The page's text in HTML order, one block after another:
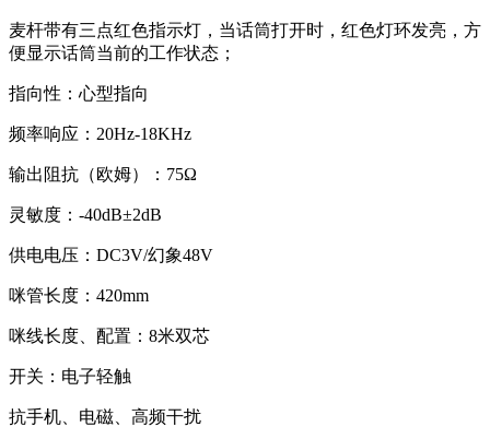
麦杆带有三点红色指示灯，当话筒打开时，红色灯环发亮，方
便显示话筒当前的工作状态；
指向性：心型指向
频率响应：20Hz-18KHz
输出阻抗（欧姆）：75Ω
灵敏度：-40dB±2dB
供电电压：DC3V/幻象48V
咪管长度：420mm
咪线长度、配置：8米双芯
开关：电子轻触
抗手机、电磁、高频干扰